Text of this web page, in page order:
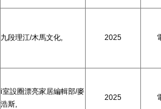
九段理江/木馬文化, 2025
i室設圈漂亮家居編輯部/麥
浩斯,
2025